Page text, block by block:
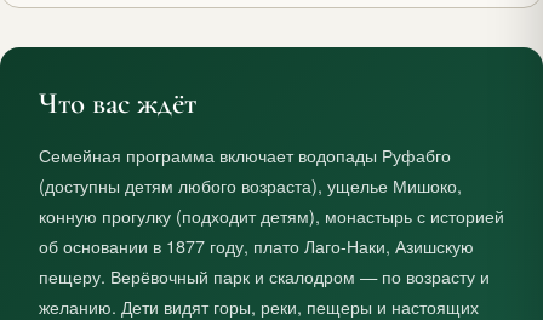
Что вас ждёт
Семейная программа включает водопады Руфабго
(доступны детям любого возраста), ущелье Мишоко,
конную прогулку (подходит детям), монастырь с историей
об основании в 1877 году, плато Лаго-Наки, Азишскую
пещеру. Верёвочный парк и скалодром — по возрасту и
желанию. Дети видят горы, реки, пещеры и настоящих